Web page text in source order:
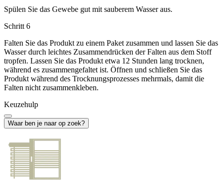
Spülen Sie das Gewebe gut mit sauberem Wasser aus.
Schritt 6
Falten Sie das Produkt zu einem Paket zusammen und lassen Sie das
Wasser durch leichtes Zusammendrücken der Falten aus dem Stoff
tropfen. Lassen Sie das Produkt etwa 12 Stunden lang trocknen,
während es zusammengefaltet ist. Öffnen und schließen Sie das
Produkt während des Trocknungsprozesses mehrmals, damit die
Falten nicht zusammenkleben.
Keuzehulp
Waar ben je naar op zoek?